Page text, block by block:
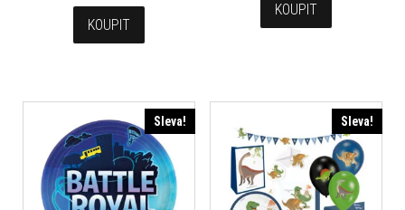
KOUPIT
KOUPIT
Sleva! Sleva!